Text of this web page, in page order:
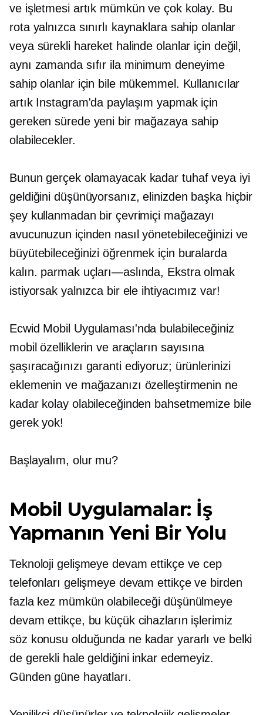
ve işletmesi artık mümkün ve çok kolay. Bu
rota yalnızca sınırlı kaynaklara sahip olanlar
veya sürekli hareket halinde olanlar için değil,
aynı zamanda sıfır ila minimum deneyime
sahip olanlar için bile mükemmel. Kullanıcılar
artık Instagram'da paylaşım yapmak için
gereken sürede yeni bir mağazaya sahip
olabilecekler.
Bunun gerçek olamayacak kadar tuhaf veya iyi
geldiğini düşünüyorsanız, elinizden başka hiçbir
şey kullanmadan bir çevrimiçi mağazayı
avucunuzun içinden nasıl yönetebileceğinizi ve
büyütebileceğinizi öğrenmek için buralarda
kalın. parmak uçları—aslında, Ekstra olmak
istiyorsak yalnızca bir ele ihtiyacımız var!
Ecwid Mobil Uygulaması'nda bulabileceğiniz
mobil özelliklerin ve araçların sayısına
şaşıracağınızı garanti ediyoruz; ürünlerinizi
eklemenin ve mağazanızı özelleştirmenin ne
kadar kolay olabileceğinden bahsetmemize bile
gerek yok!
Başlayalım, olur mu?
Mobil Uygulamalar: İş
Yapmanın Yeni Bir Yolu
Teknoloji gelişmeye devam ettikçe ve cep
telefonları gelişmeye devam ettikçe ve birden
fazla kez mümkün olabileceği düşünülmeye
devam ettikçe, bu küçük cihazların işlerimiz
söz konusu olduğunda ne kadar yararlı ve belki
de gerekli hale geldiğini inkar edemeyiz.
Günden günehayatları.